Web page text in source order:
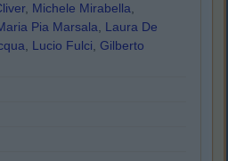
, Michele Mirabella,
Pia Marsala, Laura De
, Lucio Fulci, Gilberto